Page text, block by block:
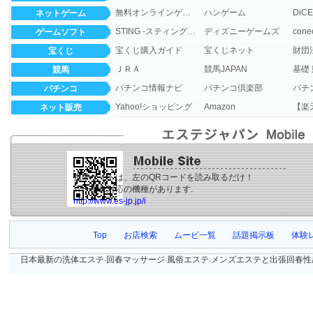
ネットゲーム
無料オンラインゲーム ハンゲーム
ゲームソフト
STING -スティングのゲーム公式サイト-
ディズニーゲームズ
宝くじ
宝くじ購入ガイド
宝くじネット
競馬
ＪＲＡ 競馬JAPAN
基礎
パチンコ
パチンコ情報ナビ
パチンコ倶楽部
ネット販売
Yahoo!ショッピング Amazon 【
携帯サイトは、左のQRコードを読み取るだけ！
☆一部未対応の機種があります.
http://www.es-jp.jp/i
Top お店検索 ムービ一覧 話題掲示板 体験
日本最新の洗体エステ·回春マッサージ·風俗エステ·メンズエステと出張回